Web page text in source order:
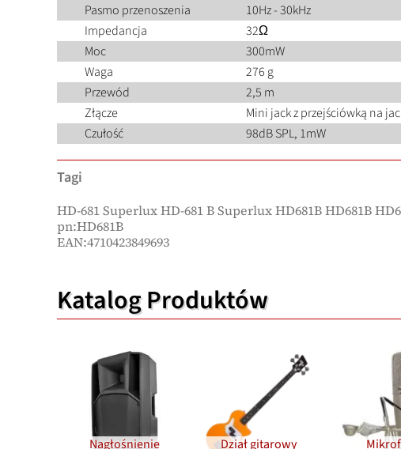
Pasmo przenoszenia
10Hz - 30kHz
Impedancja
32Ω
Moc
300mW
Waga
276 g
Przewód
2,5 m
Złącze
Mini jack z przejściówką na
Czułość
98dB SPL, 1mW
Tagi
HD-681 Superlux HD-681 B Superlux HD681B HD681B
pn:HD681B
EAN:4710423849693
Katalog Produktów
Nagłośnienie Dział gitarowy